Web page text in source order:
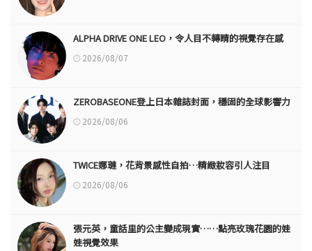
ALPHA DRIVE ONE LEO，令人目不轉睛的視覺存在感
2026/08/07
ZEROBASEONE登上日本雜誌封面，穩固的全球影響力
2026/08/06
TWICE娜璉，花背景感性自拍…精緻妝容引人注目
2026/08/06
張元英，童話里的公主變成現實……點亮玫瑰花園的娃
娃視覺效果